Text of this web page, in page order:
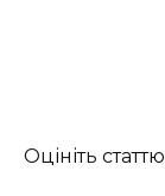
Оцініть статтю